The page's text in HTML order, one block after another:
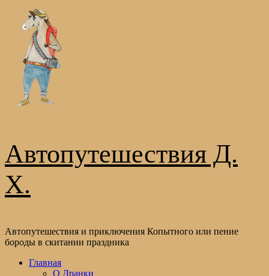
Перейти
содержимому
Автопутешествия Д.
Х.
Автопутешествия и приключения Копытного или пение
бороды в скитании праздника
ОсновноеГлавная
О Дранки